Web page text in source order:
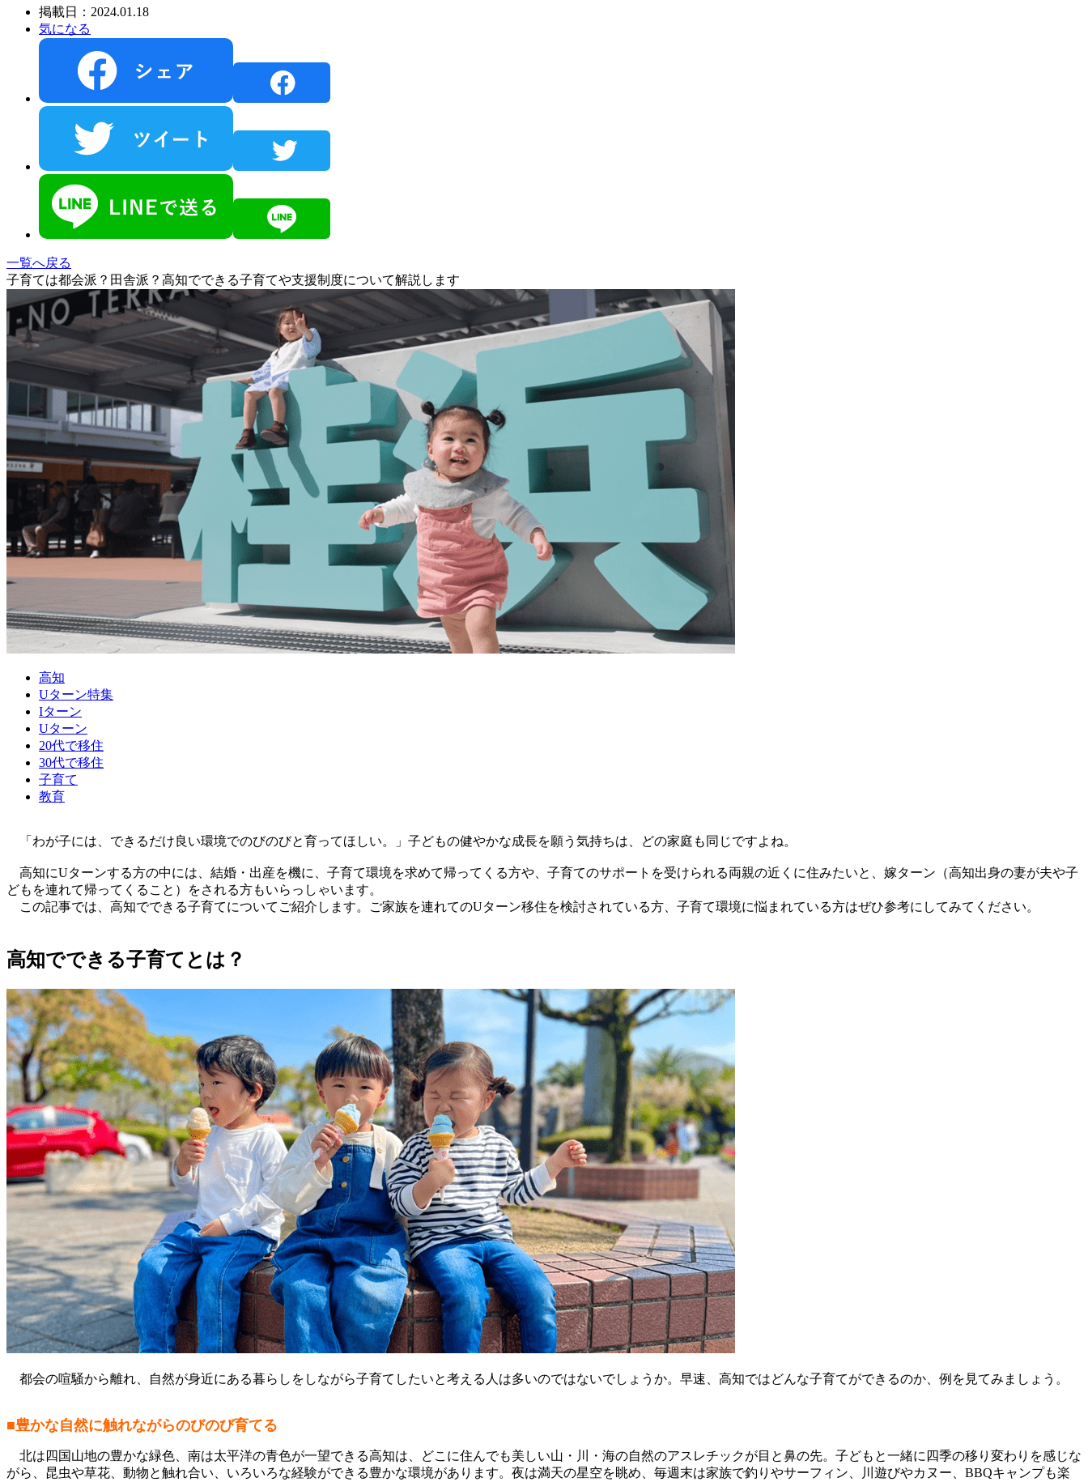
掲載日：2024.01.18
気になる
一覧へ戻る
子育ては都会派？田舎派？高知でできる子育てや支援制度について解説します
高知
Uターン特集
Iターン
Uターン
20代で移住
30代で移住
子育て
教育
「わが子には、できるだけ良い環境でのびのびと育ってほしい。」子どもの健やかな成長を願う気持ちは、どの家庭も同じですよね。
高知にUターンする方の中には、結婚・出産を機に、子育て環境を求めて帰ってくる方や、子育てのサポートを受けられる両親の近くに住みたいと、嫁ターン（高知出身の妻が夫や子
どもを連れて帰ってくること）をされる方もいらっしゃいます。
この記事では、高知でできる子育てについてご紹介します。ご家族を連れてのUターン移住を検討されている方、子育て環境に悩まれている方はぜひ参考にしてみてください。
高知でできる子育てとは？
都会の喧騒から離れ、自然が身近にある暮らしをしながら子育てしたいと考える人は多いのではないでしょうか。早速、高知ではどんな子育てができるのか、例を見てみましょう。
■豊かな自然に触れながらのびのび育てる
北は四国山地の豊かな緑色、南は太平洋の青色が一望できる高知は、どこに住んでも美しい山・川・海の自然のアスレチックが目と鼻の先。子どもと一緒に四季の移り変わりを感じな
がら、昆虫や草花、動物と触れ合い、いろいろな経験ができる豊かな環境があります。夜は満天の星空を眺め、毎週末は家族で釣りやサーフィン、川遊びやカヌー、BBQキャンプも楽